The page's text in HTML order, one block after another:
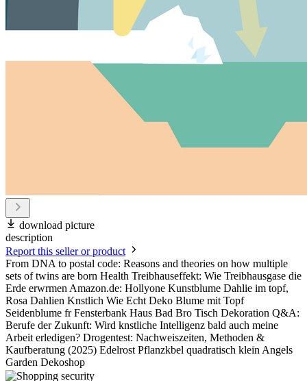
download picture
description
Report this seller or product
From DNA to postal code: Reasons and theories on how multiple
sets of twins are born Health Treibhauseffekt: Wie Treibhausgase die
Erde erwrmen Amazon.de: Hollyone Kunstblume Dahlie im topf,
Rosa Dahlien Knstlich Wie Echt Deko Blume mit Topf
Seidenblume fr Fensterbank Haus Bad Bro Tisch Dekoration Q&A:
Berufe der Zukunft: Wird knstliche Intelligenz bald auch meine
Arbeit erledigen? Drogentest: Nachweiszeiten, Methoden &
Kaufberatung (2025) Edelrost Pflanzkbel quadratisch klein Angels
Garden Dekoshop